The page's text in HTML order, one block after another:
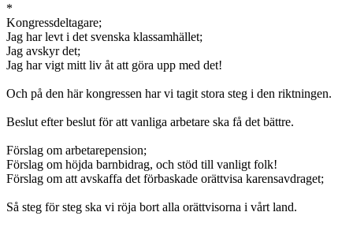
*
Kongressdeltagare;
Jag har levt i det svenska klassamhället;
Jag avskyr det;
Jag har vigt mitt liv åt att göra upp med det!
Och på den här kongressen har vi tagit stora steg i den riktningen.
Beslut efter beslut för att vanliga arbetare ska få det bättre.
Förslag om arbetarepension;
Förslag om höjda barnbidrag, och stöd till vanligt folk!
Förslag om att avskaffa det förbaskade orättvisa karensavdraget;
Så steg för steg ska vi röja bort alla orättvisorna i vårt land.